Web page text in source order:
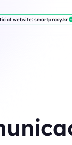
website: smartproxy.kr